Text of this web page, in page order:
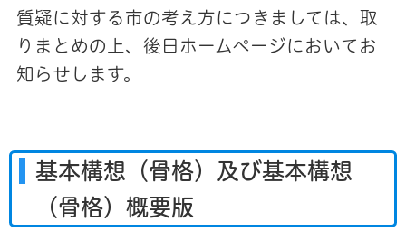
質疑に対する市の考え方につきましては、取
りまとめの上、後日ホームページにおいてお
知らせします。
基本構想（骨格）及び基本構想
（骨格）概要版